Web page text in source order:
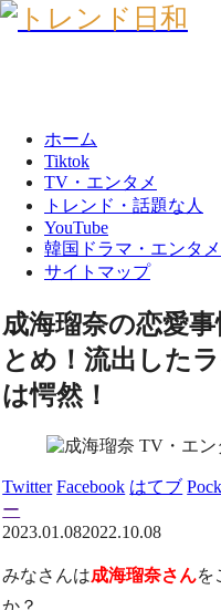
ホーム
Tiktok
TV・エンタメ
トレンド・話題な人
YouTube
韓国ドラマ・エンタメ
サイトマップ
成海瑠奈の恋愛事
とめ！流出した
は愕然！
TV・エン
Twitter Facebook はてブ
ー
2023.01.082022.10.08
みなさんは成海瑠奈さんを
か？